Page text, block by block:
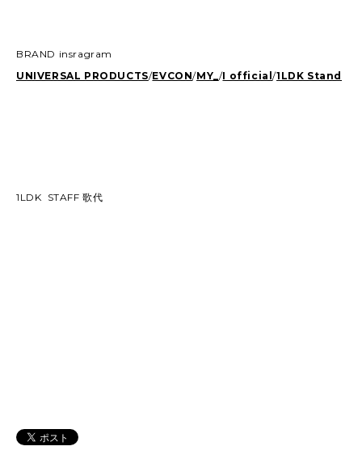
BRAND insragram
UNIVERSAL PRODUCTS/EVCON/MY_ /I official/1LDK Stand
1LDK STAFF 歌代